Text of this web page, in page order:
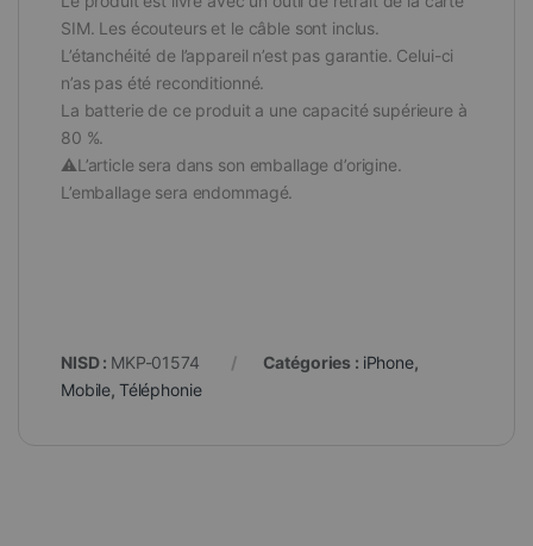
SIM. Les écouteurs et le câble sont inclus.
L’étanchéité de l’appareil n’est pas garantie. Celui-ci
n’as pas été reconditionné.
La batterie de ce produit a une capacité supérieure à
80 %.
⚠️L’article sera dans son emballage d’origine.
L’emballage sera endommagé.
NISD : MKP-01574 Catégories : iPhone,
Mobile, Téléphonie